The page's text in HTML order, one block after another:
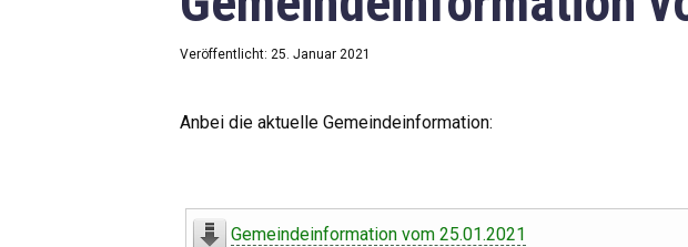
Veröffentlicht: 25. Januar 2021
Anbei die aktuelle Gemeindeinformation:
Gemeindeinformation vom 25.01.2021